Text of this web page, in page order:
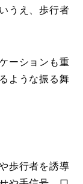
うえ、歩行者
ーションも重
ような振る舞
歩行者を誘導